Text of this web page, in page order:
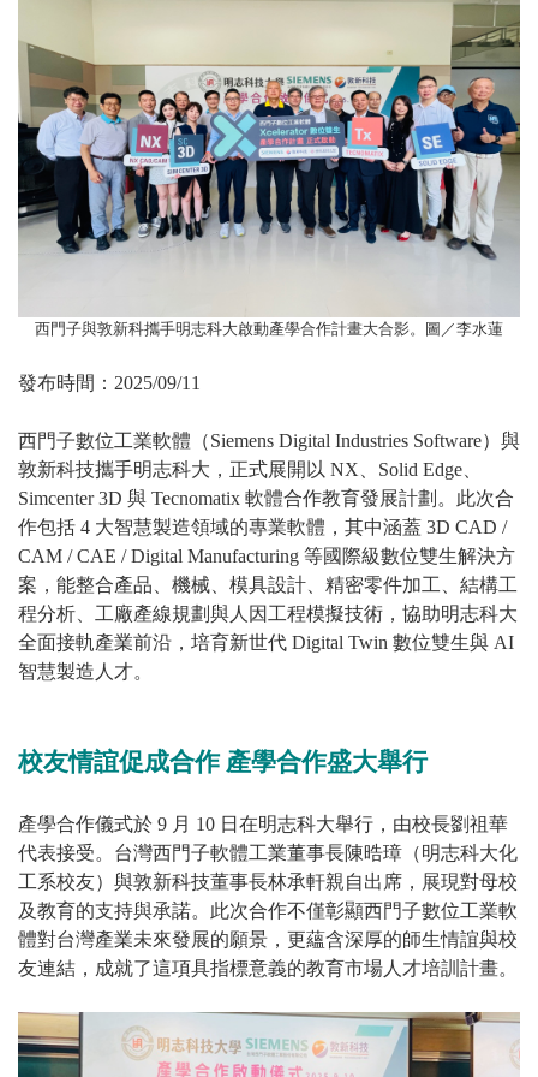
西門子與敦新科攜手明志科大啟動產學合作計畫大合影。圖／李水蓮
發布時間：2025/09/11
西門子數位工業軟體（Siemens Digital Industries Software）與
敦新科技攜手明志科大，正式展開以 NX、Solid Edge、
Simcenter 3D 與 Tecnomatix 軟體合作教育發展計劃。此次合
作包括 4 大智慧製造領域的專業軟體，其中涵蓋 3D CAD /
CAM / CAE / Digital Manufacturing 等國際級數位雙生解決方
案，能整合產品、機械、模具設計、精密零件加工、結構工
程分析、工廠產線規劃與人因工程模擬技術，協助明志科大
全面接軌產業前沿，培育新世代 Digital Twin 數位雙生與 AI
智慧製造人才。
校友情誼促成合作 產學合作盛大舉行
產學合作儀式於 9 月 10 日在明志科大舉行，由校長劉祖華
代表接受。台灣西門子軟體工業董事長陳晧璋（明志科大化
工系校友）與敦新科技董事長林承軒親自出席，展現對母校
及教育的支持與承諾。此次合作不僅彰顯西門子數位工業軟
體對台灣產業未來發展的願景，更蘊含深厚的師生情誼與校
友連結，成就了這項具指標意義的教育市場人才培訓計畫。